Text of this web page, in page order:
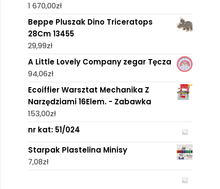
1 670,00zł
Beppe Pluszak Dino Triceratops
28Cm 13455
29,99zł
A Little Lovely Company zegar Tęcza
94,06zł
Ecoiffier Warsztat Mechanika Z
Narzędziami 16Elem. - Zabawka
153,00zł
nr kat: 51/024
Starpak Plastelina Minisy
7,08zł